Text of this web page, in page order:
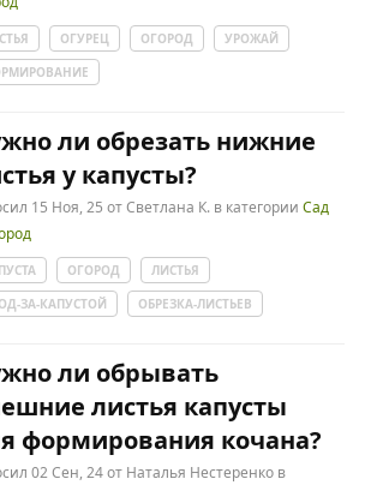
ОГУРЕЦ ОГОРОД
УРОЖАЙ
ли обрезать нижние
у капусты?
15 Ноя, 25 отСветлана К. в категории Сад
ОГОРОД
ЛИСТЬЯ
ЗА-КАПУСТОЙ
ОБРЕЗКА-ЛИСТЬЕВ
ли обрывать
листья капусты
формирования кочана?
02 Сен, 24 от Наталья Нестеренко в